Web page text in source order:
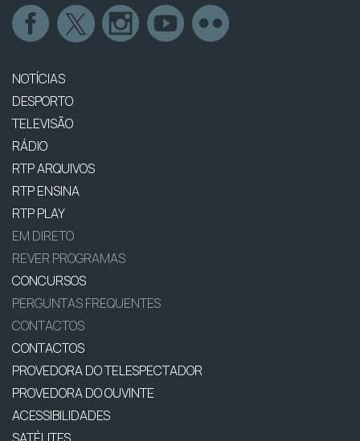
NOTÍCIAS
DESPORTO
TELEVISÃO
RÁDIO
RTP ARQUIVOS
RTP ENSINA
RTP PLAY
EM DIRETO
REVER PROGRAMAS
CONCURSOS
PERGUNTAS FREQUENTES
CONTACTOS
CONTACTOS
PROVEDORA DO TELESPECTADOR
PROVEDORA DO OUVINTE
ACESSIBILIDADES
SATÉLITES